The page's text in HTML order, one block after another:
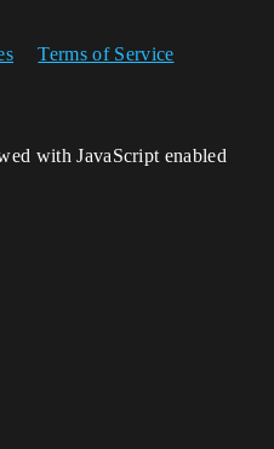
Terms of Service
with JavaScript enabled